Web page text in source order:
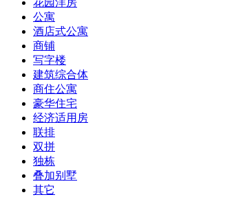
公寓
酒店式公寓
商铺
写字楼
建筑综合体
商住公寓
豪华住宅
经济适用房
联排
双拼
独栋
叠加别墅
其它